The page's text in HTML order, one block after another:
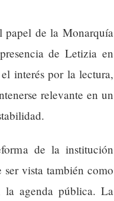
papel de la Monarquía
de Letizia en
interés por la lectura,
relevante en un
de la institución
vista también como
la agenda pública. La